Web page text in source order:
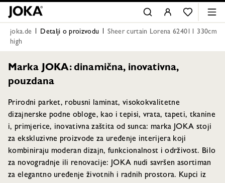
joka.de Detalji o proizvodu
Sheer curtain Lorena 624011 330cm
high
Marka JOKA: dinamična, inovativna,
pouzdana
Prirodni parket, robusni laminat, visokokvalitetne
dizajnerske podne obloge, kao i tepisi, vrata, tapeti, tkanine
i, primjerice, inovativna zaštita od sunca: marka JOKA stoji
za ekskluzivne proizvode za uređenje interijera koji
kombiniraju moderan dizajn, funkcionalnost i održivost. Bilo
za novogradnje ili renovacije: JOKA nudi savršen asortiman
za elegantno uređenje životnih i radnih prostora. Kupci iz